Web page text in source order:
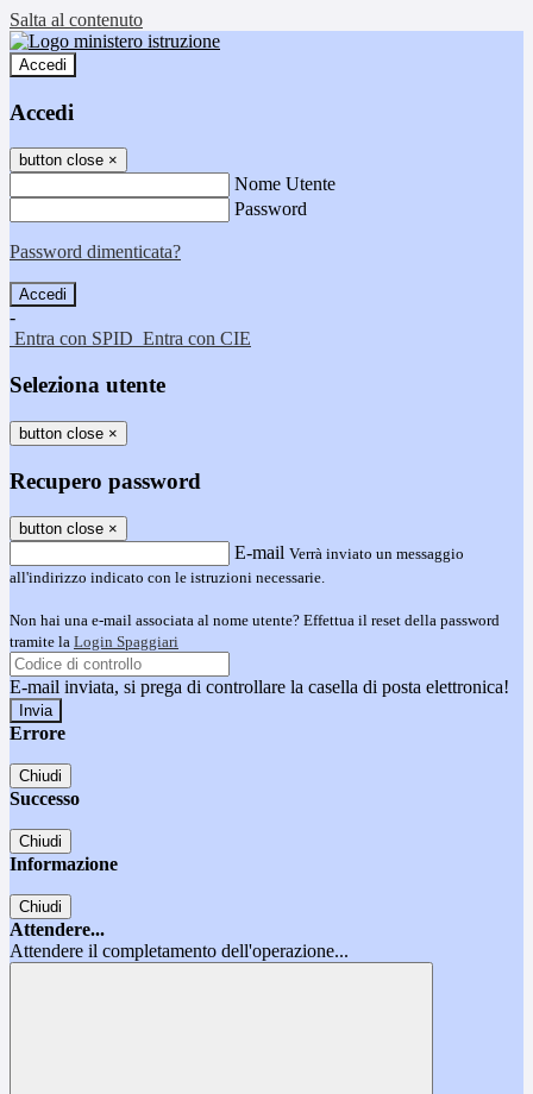
Salta al contenuto
Accedi
Accedi
button close ×
Nome Utente
Password
Password dimenticata?
-
Entra con SPID Entra con CIE
Seleziona utente
button close ×
Recupero password
button close ×
E-mail Verrà inviato un messaggio
all'indirizzo indicato con le istruzioni necessarie.
Non hai una e-mail associata al nome utente? Effettua il reset della password
tramite la Login Spaggiari
E-mail inviata, si prega di controllare la casella di posta elettronica!
Errore
Chiudi
Successo
Chiudi
Informazione
Chiudi
Attendere...
Attendere il completamento dell'operazione...